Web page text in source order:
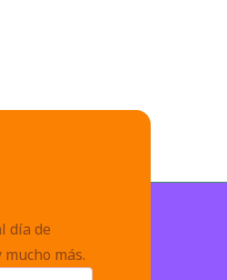
día de
más.